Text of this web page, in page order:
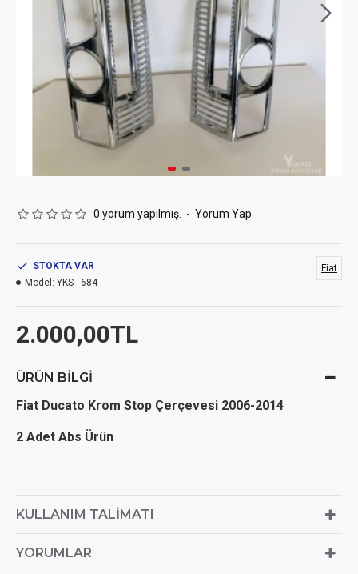
0 yorum yapılmış. - Yorum Yap
2.000,00TL
STOKTA VAR
Model: YKS - 684
Fiat
ÜRÜN BILGI
Fiat Ducato Krom Stop Çerçevesi 2006-2014
2 Adet Abs Ürün
KULLANIM TALIMATI
YORUMLAR